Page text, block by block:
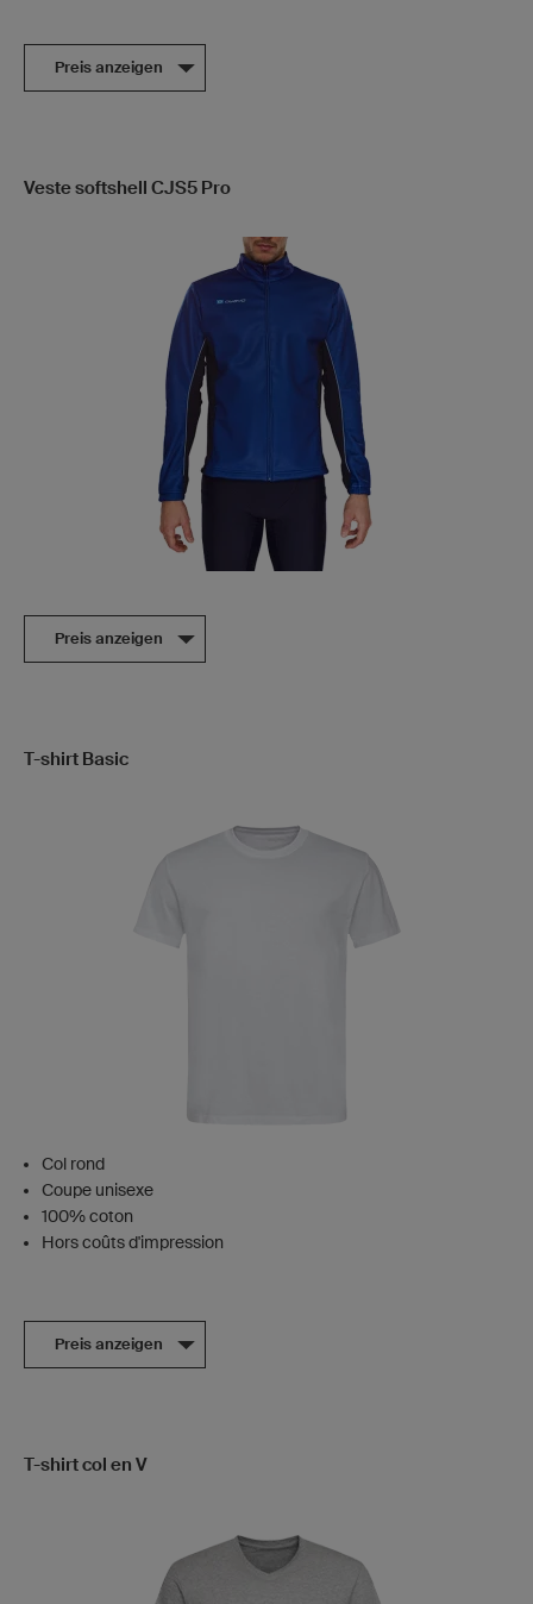
Preis anzeigen
Veste softshell CJS5 Pro
Preis anzeigen
T-shirt Basic
Col rond
Coupe unisexe
100% coton
Hors coûts d'impression
Preis anzeigen
T-shirt col en V